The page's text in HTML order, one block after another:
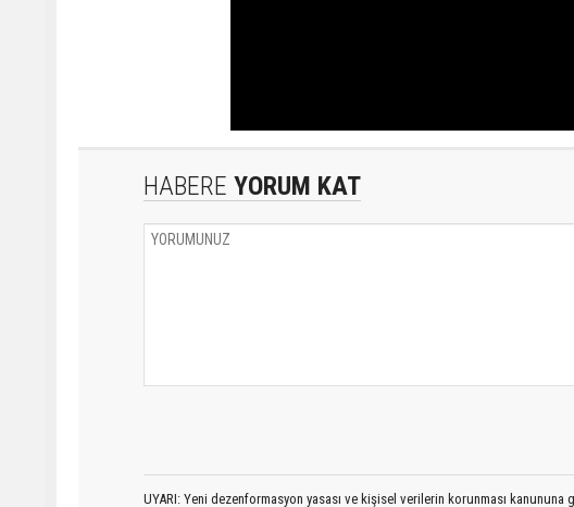
HABERE YORUM KAT
UYARI: Yeni dezenformasyon yasası ve kişisel verilerin korunması